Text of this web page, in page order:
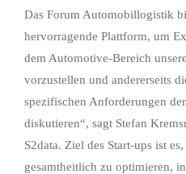
Das Forum Automobillogistik
hervorragende Plattform, um
dem Automotive-Bereich
vorzustellen und andererseits
spezifischen Anforderungen
diskutieren“, sagt Stefan
S2data. Ziel des Start-ups ist
gesamtheitlich zu optimieren,